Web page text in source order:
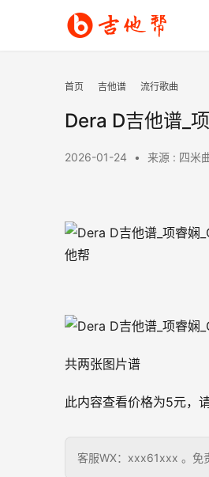
首页 吉他谱 流行歌曲
Dera D吉他谱_
2026-01-24 • 来源 : 四米
共两张图片谱
此内容查看价格为5元，
客服WX：xxx61xxx 。免